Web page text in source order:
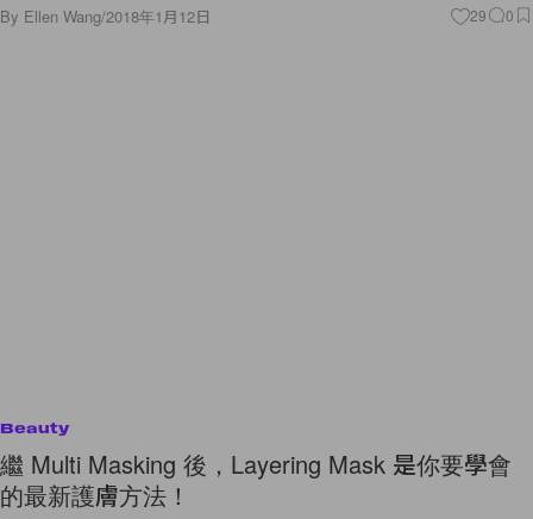
By Ellen Wang/2018年1月12日 29 0
Beauty
繼 Multi Masking 後，Layering Mask 是你要學會
的最新護膚方法！